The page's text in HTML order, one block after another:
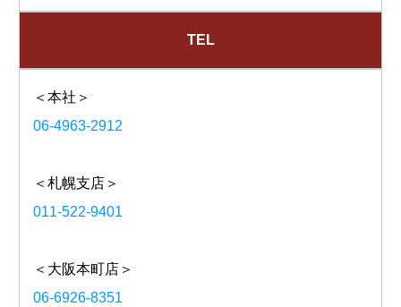
TEL
＜本社＞
06-4963-2912
＜札幌支店＞
011-522-9401
＜大阪本町店＞
06-6926-8351